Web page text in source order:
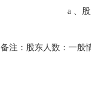
a 、
备注：股东人数：一般